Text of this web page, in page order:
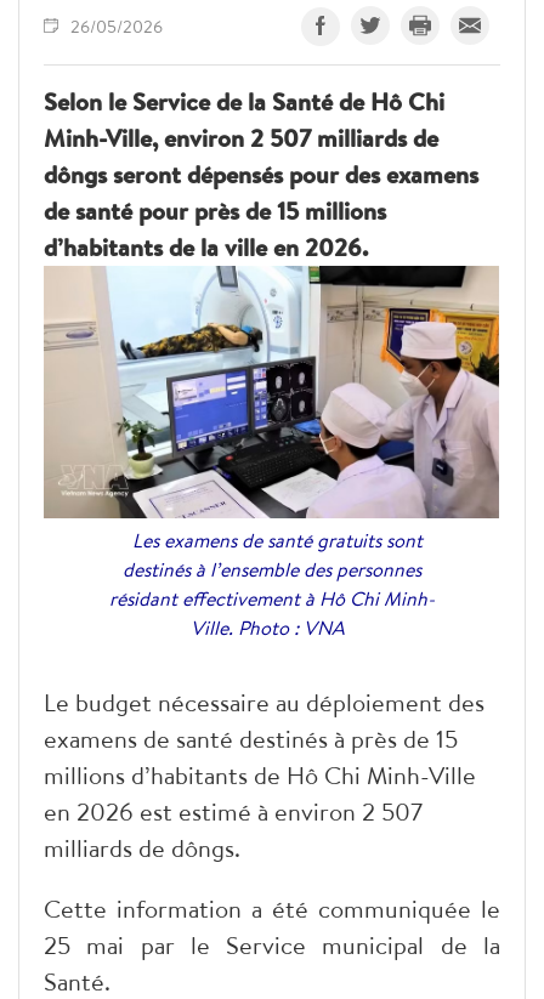
26/05/2026
Selon le Service de la Santé de Hô Chi
Minh-Ville, environ 2 507 milliards de
dôngs seront dépensés pour des examens
de santé pour près de 15 millions
d’habitants de la ville en 2026.
Les examens de santé gratuits sont
destinés à l’ensemble des personnes
résidant effectivement à Hô Chi Minh-
Ville. Photo : VNA
Le budget nécessaire au déploiement des
examens de santé destinés à près de 15
millions d’habitants de Hô Chi Minh-Ville
en 2026 est estimé à environ 2 507
milliards de dôngs.
Cette information a été communiquée le
25 mai par le Service municipal de la
Santé.